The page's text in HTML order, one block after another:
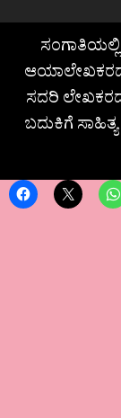
ಸಂಗಾತಿಯಲ್ಲಿ
ಸದರಿ
ಬದುಕಿಗೆ